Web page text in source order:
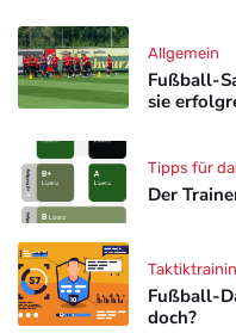
Fußball-
sie
Allgemein
Der
Tipps für
Fußball-
doch?